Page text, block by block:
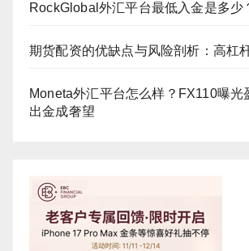
RockGlobal外汇平台最低入金是多少
期货配资的优缺点与风险剖析：高杠
Moneta外汇平台怎么样？FX110曝光
出金成奢望